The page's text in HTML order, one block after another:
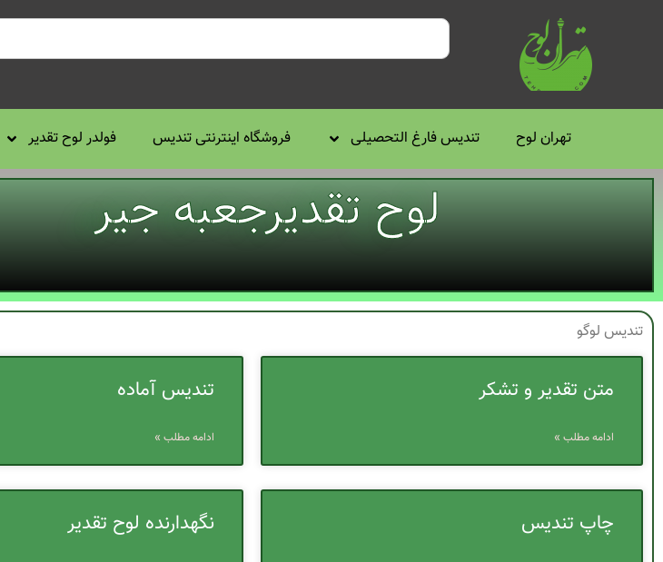
تهران لوح تندیس فارغ التحصیلی فروشگاه اینترنتی تندیس فولدر لوح تقدیر
لوح تقدیرجعبه جیر
تندیس لوگو
متن تقدیر و تشکر
ادامه مطلب »
تندیس آماده
ادامه مطلب »
چاپ تندیس نگهدارنده لوح تقدیر